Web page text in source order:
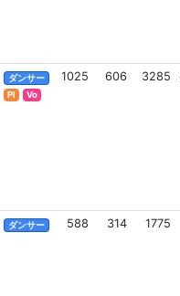
ダンサー
Pl
Vo
1025 606 3285
ダンサー 588 314 1775